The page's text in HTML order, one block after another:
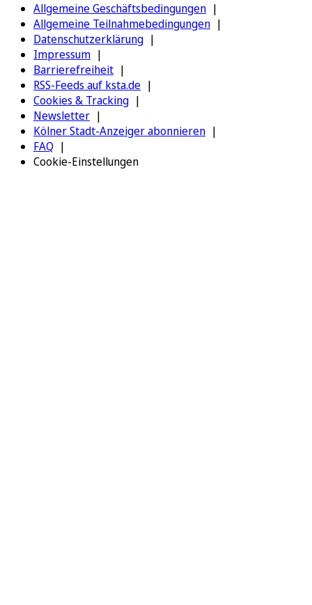
Allgemeine Geschäftsbedingungen
Allgemeine Teilnahmebedingungen
Datenschutzerklärung
Impressum
Barrierefreiheit
RSS-Feeds auf ksta.de
Cookies & Tracking
Newsletter
Kölner Stadt-Anzeiger abonnieren
FAQ
Cookie-Einstellungen